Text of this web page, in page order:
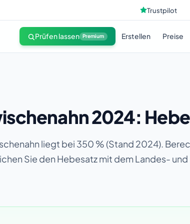
Trustpilot
Prüfen lassen Premium Erstellen Preise
2024:
liegt bei 350 % (Stand 2024).
Sie den Hebesatz mit dem Landes- und